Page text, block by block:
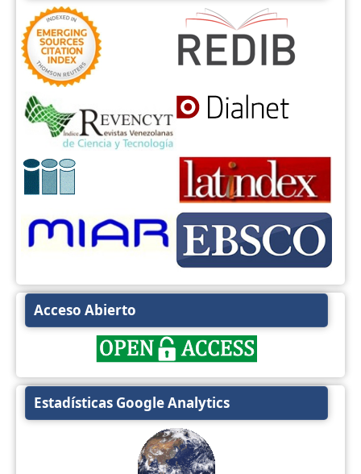
Acceso Abierto
Estadísticas Google Analytics